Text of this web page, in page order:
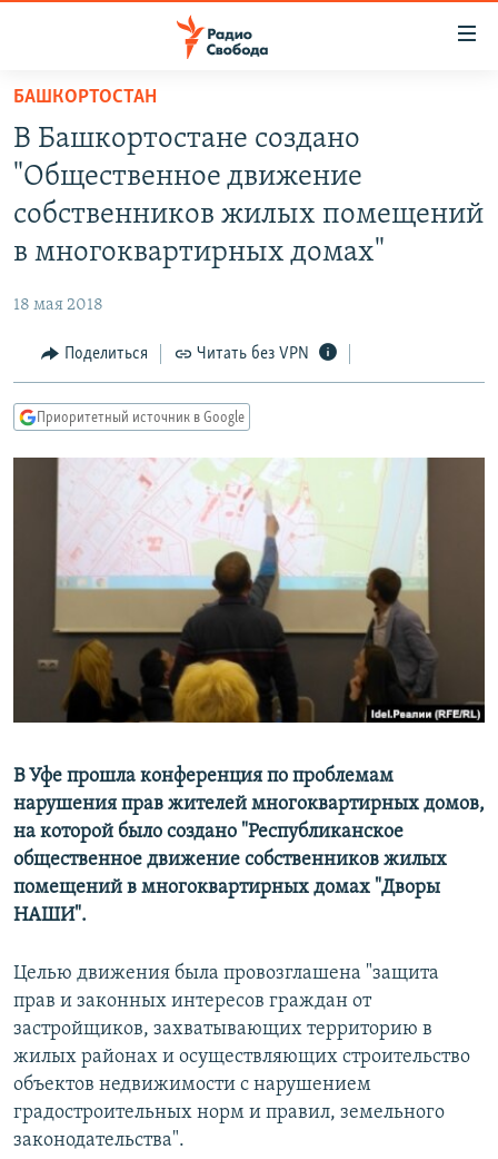
упрощенного
доступа
Вернуться
основному
содержанию
навигации
Вернутся
ПОДКАСТЫ
АВТОРСКИЕ ПРОЕКТЫ
IDEL.РЕАЛИИ
КАВКАЗ.РЕАЛИИ
СИБИРЬ.РЕАЛИИ
РАСПИСАНИЕ ВЕЩАНИЯ
ПОДПИШИТЕСЬ НА РАССЫЛКУ
Все сайты РСЕ/РС
БАШКОРТОСТАН
В Башкортостане создано
"Общественное движение
собственников жилых помещений
в многоквартирных домах"
18 мая 2018
Поделиться Читать без VPN
Приоритетный источник в Google
В Уфе прошла конференция по проблемам
нарушения прав жителей многоквартирных домов,
на которой было создано "Республиканское
общественное движение собственников жилых
помещений в многоквартирных домах "Дворы
НАШИ".
Целью движения была провозглашена "защита
прав и законных интересов граждан от
застройщиков, захватывающих территорию в
жилых районах и осуществляющих строительство
объектов недвижимости с нарушением
градостроительных норм и правил, земельного
законодательства".